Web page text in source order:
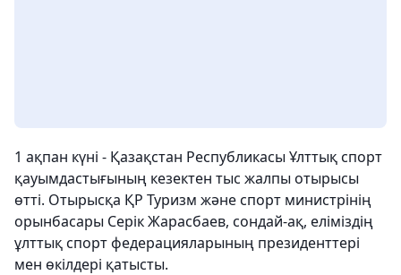
1 ақпан күні - Қазақстан Республикасы Ұлттық спорт
қауымдастығының кезектен тыс жалпы отырысы
өтті. Отырысқа ҚР Туризм және спорт министрінің
орынбасары Серік Жарасбаев, сондай-ақ, еліміздің
ұлттық спорт федерацияларының президенттері
мен өкілдері қатысты.